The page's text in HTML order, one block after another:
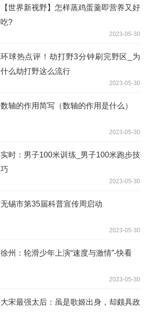
【世界新视野】怎样蒸鸡蛋羹即营养又好
吃?
2023-05-30
环球热点评！劫打野3分钟刷完野区_为
什么劫打野这么流行
2023-05-30
数轴的作用简写（数轴的作用是什么）
2023-05-30
实时：男子100米训练_男子100米跑步技
巧
2023-05-30
无锡市第35届科普宣传周启动
2023-05-30
徐州：轮滑少年上演“速度与激情”-快看
2023-05-30
大宋最强太后：虽是歌姬出身，却颇具政